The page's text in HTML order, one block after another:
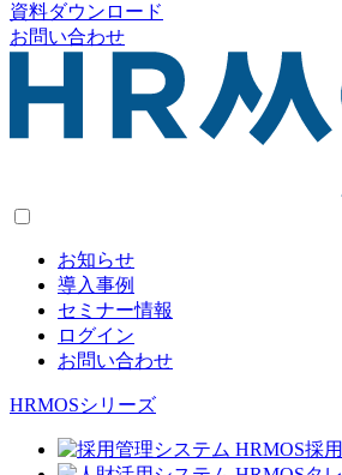
資料ダウンロード
お問い合わせ
お知らせ
導入事例
セミナー情報
ログイン
お問い合わせ
HRMOSシリーズ